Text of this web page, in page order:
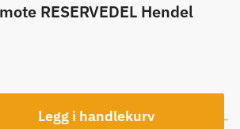
RESERVEDEL Hendel
Legg i handlekurv